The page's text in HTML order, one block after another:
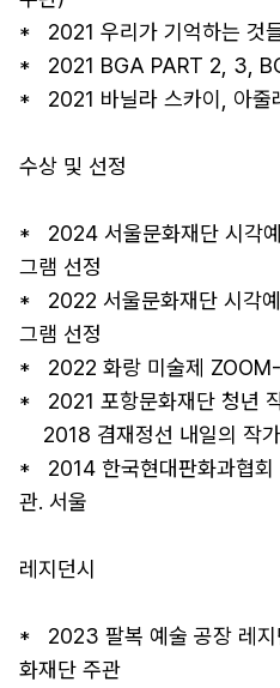
*   2021 우리가 기억하는 것
*   2021 BGA PART 2, 3,
*   2021 바닐라 스카이, 아줄
수상 및 선정
*   2024 서울문화재단 시각
그램 선정
*   2022 서울문화재단 시각
그램 선정
*   2022 화랑 미술제
*   2021 포항문화재단 청년
*   2014 한국현대판화과협회
관. 서울
레지던시
*   2023 팔복 예술 공장 레
화재단 주관